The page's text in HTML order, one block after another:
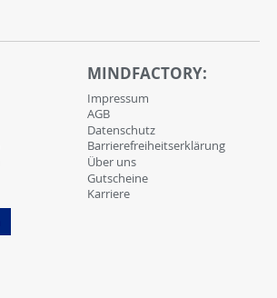
MINDFACTORY:
Impressum
AGB
Datenschutz
Barrierefreiheitserklärung
Über uns
Gutscheine
Karriere